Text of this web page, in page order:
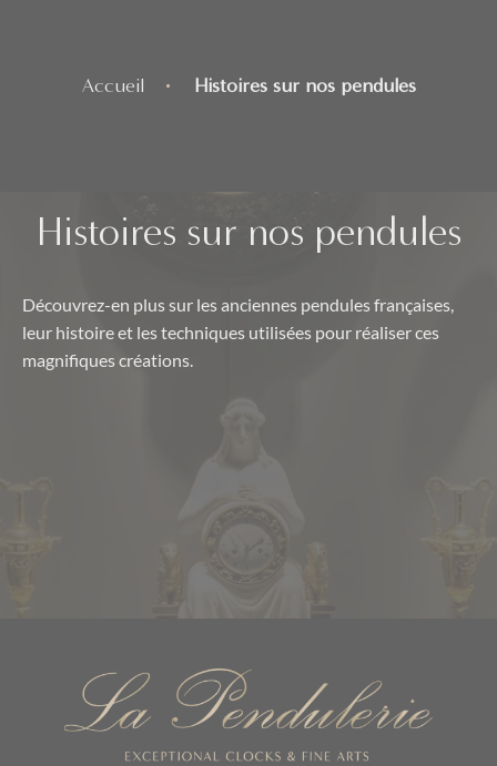
Accueil Histoires sur nos pendules
Histoires sur nos pendules
Découvrez-en plus sur les anciennes pendules françaises,
leur histoire et les techniques utilisées pour réaliser ces
magnifiques créations.